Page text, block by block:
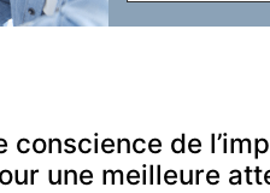
conscience de
une meilleure